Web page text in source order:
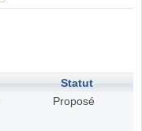
Statut
Proposé